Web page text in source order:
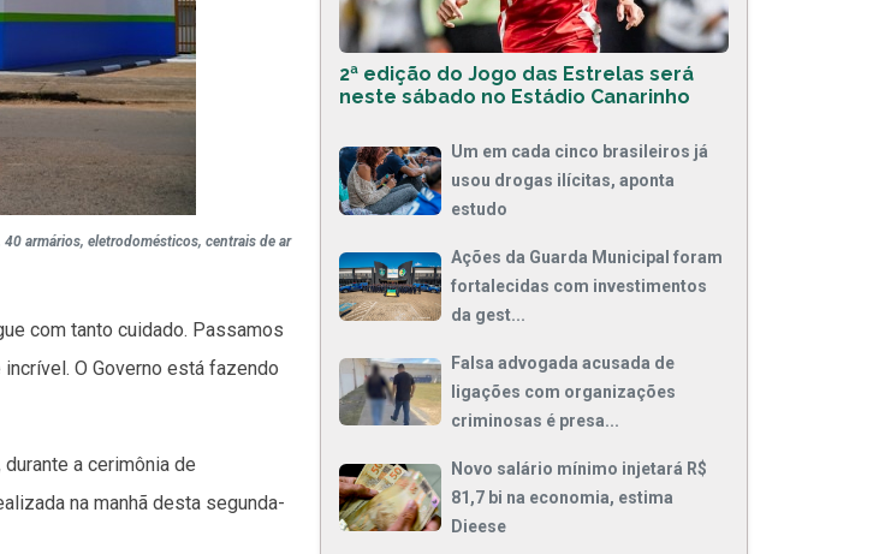
armários, eletrodomésticos, centrais de ar
com tanto cuidado. Passamos
O Governo está fazendo
a cerimônia de
na manhã desta segunda-
2ª edição do Jogo das Estrelas será
neste sábado no Estádio Canarinho
Um em cada cinco brasileiros já
usou drogas ilícitas, aponta
estudo
Ações da Guarda Municipal foram
fortalecidas com investimentos
da gest...
Falsa advogada acusada de
ligações com organizações
criminosas é presa...
Novo salário mínimo injetará R$
81,7 bi na economia, estima
Dieese